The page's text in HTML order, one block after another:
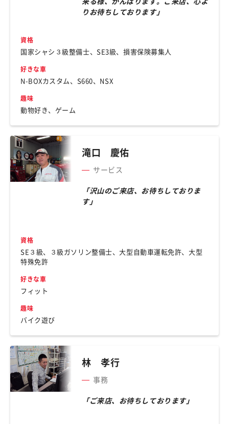
来る様、がんばります。ご来店、心よ
りお待ちしております」
資格
国家シャシ３級整備士、SE3級、損害保険募集人
好きな車
N-BOXカスタム、S660、NSX
趣味
動物好き、ゲーム
滝口 慶佑
サービス
「沢山のご来店、お待ちしておりま
す」
資格
SE３級、３級ガソリン整備士、大型自動車運転免許、大型
特殊免許
好きな車
フィット
趣味
バイク遊び
林 孝行
事務
「ご来店、お待ちしております」